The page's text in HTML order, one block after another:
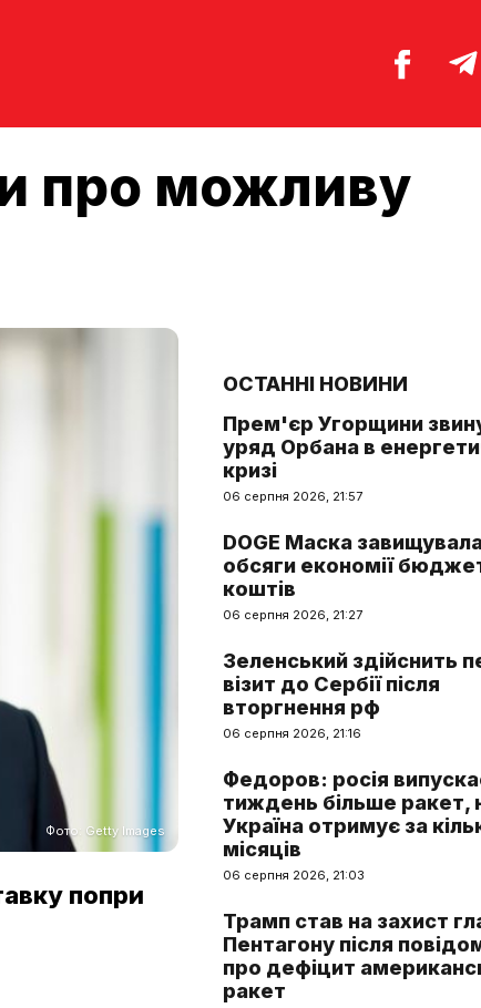
про можливу
Фото: Getty Images
попри
ОСТАННІ НОВИНИ
Прем'єр Угорщини
уряд Орбана в
кризі
06 серпня 2026, 21:57
DOGE Маска
обсяги економії
коштів
06 серпня 2026, 21:27
Зеленський здійснить
візит до Сербії після
вторгнення рф
06 серпня 2026, 21:16
Федоров: росія
тиждень більше ракет,
Україна отримує за
місяців
06 серпня 2026, 21:03
Трамп став на захист
Пентагону після
про дефіцит
ракет